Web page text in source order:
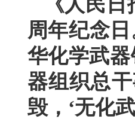
《人民
周年纪念
华化学武
器组织总
毁，‘无化